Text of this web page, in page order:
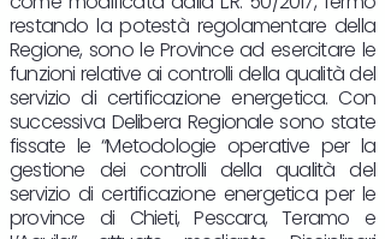
restando la potestà regolamentare della
Regione, sono le Province ad esercitare le
funzioni relative ai controlli della qualità del
servizio di certificazione energetica. Con
successiva Delibera Regionale sono state
fissate le “Metodologie operative per la
gestione dei controlli della qualità del
servizio di certificazione energetica per le
province di Chieti, Pescara, Teramo e